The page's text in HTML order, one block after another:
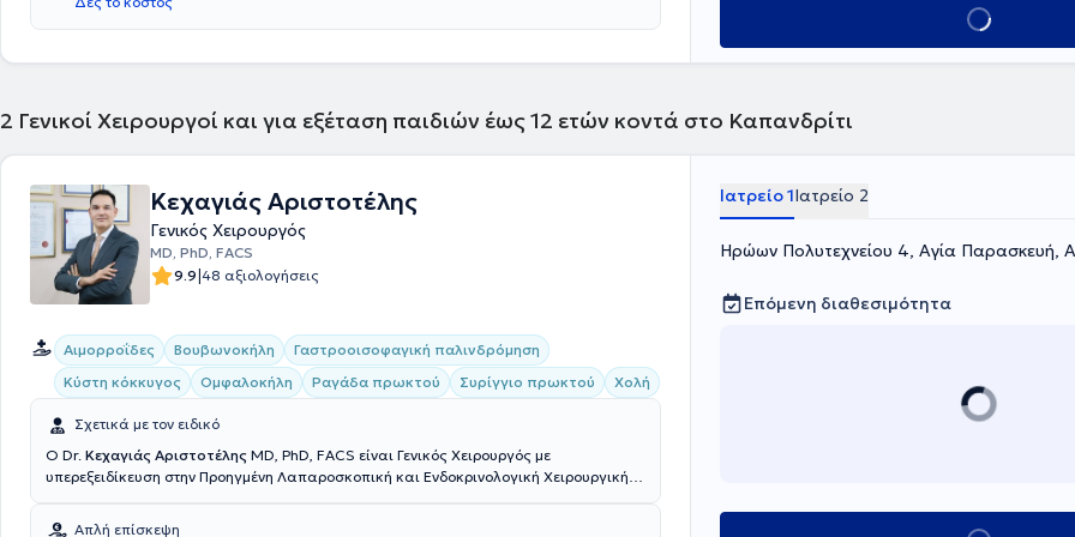
αντιμετώπιση της παχυσαρκίας, της διαφραγματοκήλης, των παθήσεων του πεπτικού
συστήματος και των κηλών του κοιλιακού τοιχώματος. Τέλος, παράλληλα με το
Κλείσε ραντεβού
2 Γενικοί Χειρουργοί και για εξέταση παιδιών έως 12 ετών κοντά στο Καπανδρίτι
Κεχαγιάς Αριστοτέλης
Γενικός Χειρουργός
MD, PhD, FACS
9.9|48 αξιολογήσεις
Αιμορροΐδες Βουβωνοκήλη
Γαστροοισοφαγική παλινδρόμηση
Κύστη κόκκυγος
Ομφαλοκήλη Ραγάδα πρωκτού Συρίγγιο πρωκτού Χολή
Σχετικά με τον ειδικό
Ο Dr. Κεχαγιάς Αριστοτέλης MD, PhD, FACS είναι Γενικός Χειρουργός με
υπερεξειδίκευση στην Προηγμένη Λαπαροσκοπική και Ενδοκρινολογική Χειρουργική,
Εθνικού και Καποδιστριακού Πανεπιστημίου Αθηνών. Κατέχει δύο τίτλους ειδικότητας
Απλή επίσκεψη
Ιατρείο 1Ιατρείο 2
Ηρώων Πολυτεχνείου 4, Αγία Παρασκευή,
Επόμενη διαθεσιμότητα